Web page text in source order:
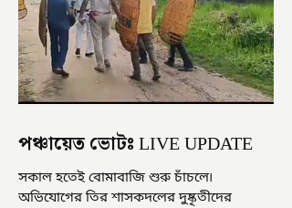
পঞ্চায়েত ভোটঃ LIVE UPDATE
সকাল হতেই বোমাবাজি শুরু চাঁচলে৷
অভিযোগের তির শাসকদলের দুষ্কৃতীদের